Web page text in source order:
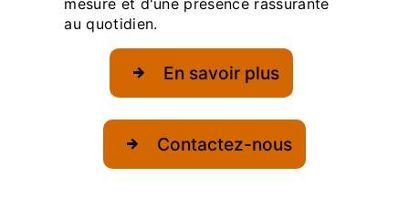
au quotidien.
En savoir plus
Contactez-nous